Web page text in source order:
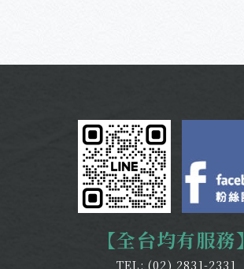
【全台均有服務】
TEL:(02) 2831-2331